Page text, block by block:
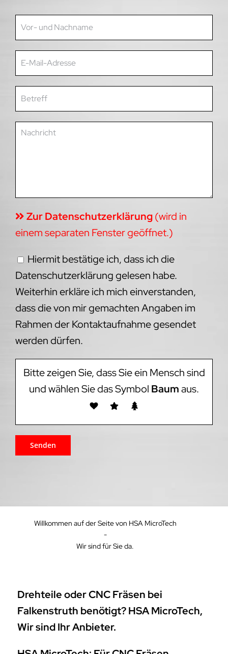
Zur Datenschutzerklärung(wird in
einem separaten Fenster geöffnet.)
Hiermit bestätige ich, dass ich die
Datenschutzerklärung gelesen habe.
Weiterhin erkläre ich mich einverstanden,
dass die von mir gemachten Angaben im
Rahmen der Kontaktaufnahme gesendet
werden dürfen.
Bitte zeigen Sie, dass Sie ein Mensch sind
und wählen Sie das Symbol Baumaus.
Willkommen auf der Seite von HSA MicroTech
-
Wir sind für Sie da.
Drehteile oder CNC Fräsen bei
Falkenstruth benötigt? HSA MicroTech,
Wir sind Ihr Anbieter.